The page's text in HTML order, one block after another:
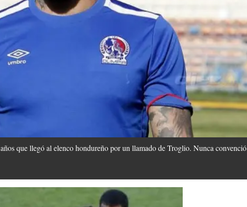
que llegó al elenco hondureño por un llamado de Troglio. Nunca convenció